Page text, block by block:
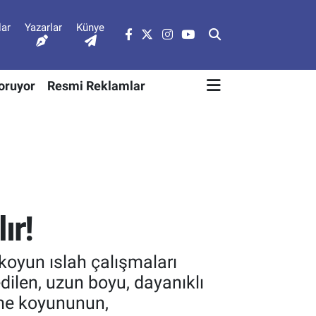
Yazarlar Künye
Resmi Reklamlar
ıslah çalışmaları
uzun boyu, dayanıklı
koyununun,